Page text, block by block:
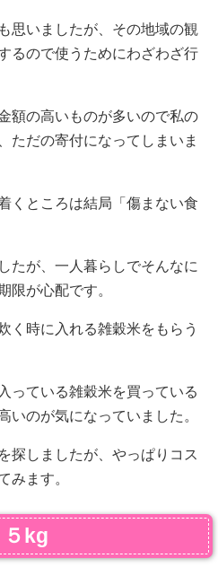
思いましたが、その地域の観
るので使うためにわざわざ行
額の高いものが多いので私の
ただの寄付になってしまいま
くところは結局「傷まない食
たが、一人暮らしでそんなに
限が心配です。
く時に入れる雑穀米をもらう
っている雑穀米を買っている
いのが気になっていました。
探しましたが、やっぱりコス
みます。
kg